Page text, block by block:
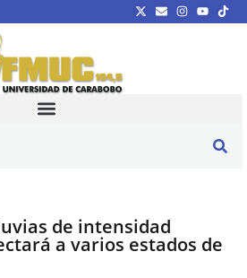
de intensidad
a varios estados de